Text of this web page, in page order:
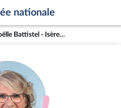
nationale
Mme Marie-Noëlle Battistel - Isère (4e circonscription)